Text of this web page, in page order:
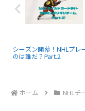
シーズン開幕！NHLプレ
のは誰だ？Part.2
ホーム NHLチ